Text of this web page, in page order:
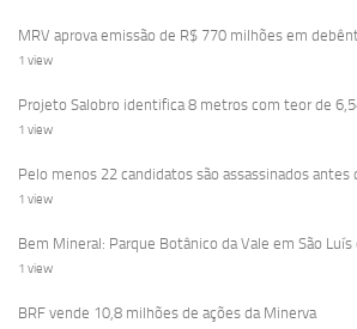
MRV aprova emissão de R$ 770 milhões em
1 view
Projeto Salobro identifica 8 metros com teor de
1 view
Pelo menos 22 candidatos são assassinados antes
1 view
Bem Mineral: Parque Botânico da Vale em São
1 view
BRF vende 10,8 milhões de ações da Minerva